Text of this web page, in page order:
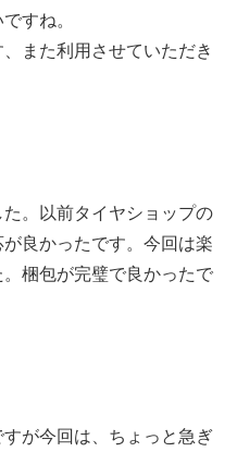
すね。
また利用させていただき
。以前タイヤショップの
良かったです。今回は楽
梱包が完璧で良かったで
が今回は、ちょっと急ぎ